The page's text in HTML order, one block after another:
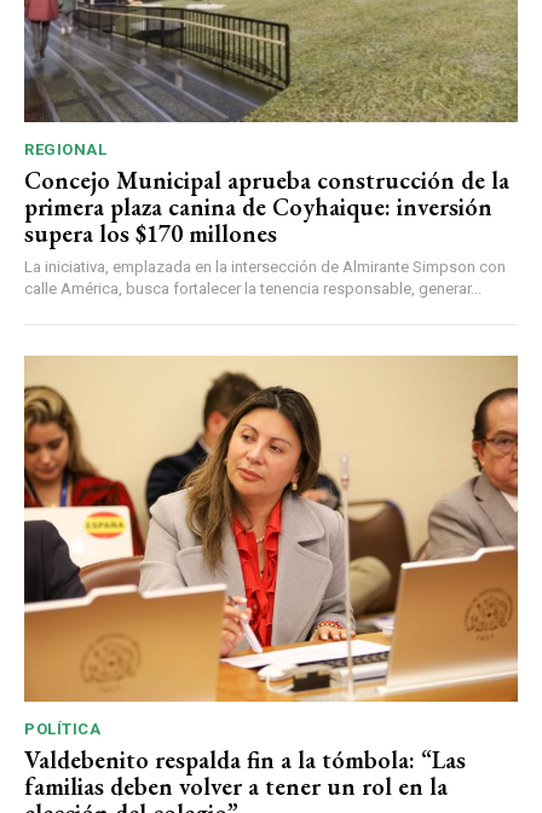
REGIONAL
Concejo Municipal aprueba construcción de la
primera plaza canina de Coyhaique: inversión
supera los $170 millones
La iniciativa, emplazada en la intersección de Almirante Simpson con
calle América, busca fortalecer la tenencia responsable, generar...
POLÍTICA
Valdebenito respalda fin a la tómbola: “Las
familias deben volver a tener un rol en la